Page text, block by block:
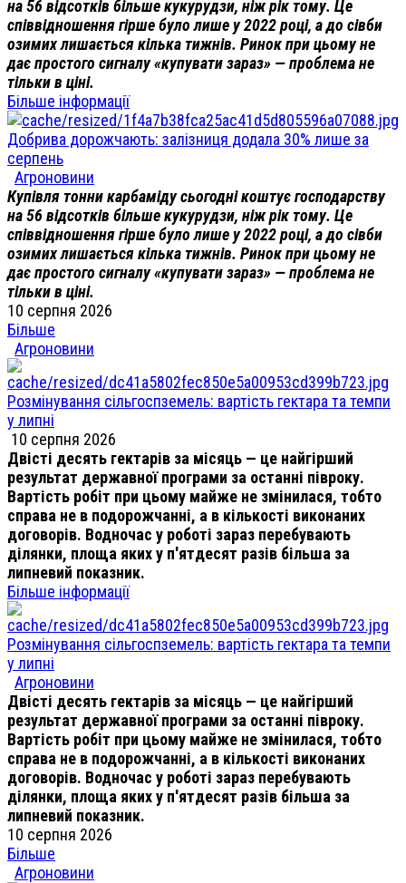
на 56 відсотків більше кукурудзи, ніж рік тому. Це
співвідношення гірше було лише у 2022 році, а до сівби
озимих лишається кілька тижнів. Ринок при цьому не
дає простого сигналу «купувати зараз» — проблема не
тільки в ціні.
Більше інформації
Добрива дорожчають: залізниця додала 30% лише за
серпень
Агроновини
Купівля тонни карбаміду сьогодні коштує господарству
на 56 відсотків більше кукурудзи, ніж рік тому. Це
співвідношення гірше було лише у 2022 році, а до сівби
озимих лишається кілька тижнів. Ринок при цьому не
дає простого сигналу «купувати зараз» — проблема не
тільки в ціні.
10 серпня 2026
Більше
Агроновини
Розмінування сільгоспземель: вартість гектара та темпи
у липні
10 серпня 2026
Двісті десять гектарів за місяць — це найгірший
результат державної програми за останні півроку.
Вартість робіт при цьому майже не змінилася, тобто
справа не в подорожчанні, а в кількості виконаних
договорів. Водночас у роботі зараз перебувають
ділянки, площа яких у п'ятдесят разів більша за
липневий показник.
Більше інформації
Розмінування сільгоспземель: вартість гектара та темпи
у липні
Агроновини
Двісті десять гектарів за місяць — це найгірший
результат державної програми за останні півроку.
Вартість робіт при цьому майже не змінилася, тобто
справа не в подорожчанні, а в кількості виконаних
договорів. Водночас у роботі зараз перебувають
ділянки, площа яких у п'ятдесят разів більша за
липневий показник.
10 серпня 2026
Більше
Агроновини